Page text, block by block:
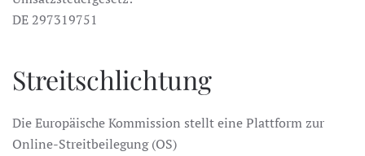
DE 297319751
Streitschlichtung
Die Europäische Kommission stellt eine Plattform zur
Online-Streitbeilegung (OS)